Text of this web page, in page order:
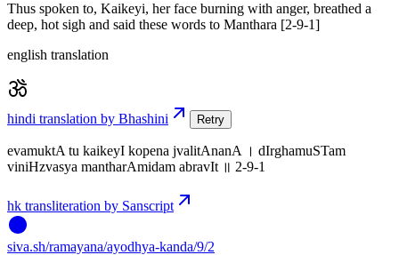
Thus spoken to, Kaikeyi, her face burning with anger, breathed a
deep, hot sigh and said these words to Manthara [2-9-1]
english translation
hindi translation by Bhashini Retry
evamuktA tu kaikeyI kopena jvalitAnanA । dIrghamuSTam
viniHzvasya mantharAmidam abravIt ॥ 2-9-1
hk transliteration by Sanscript
siva.sh/ramayana/ayodhya-kanda/9/2